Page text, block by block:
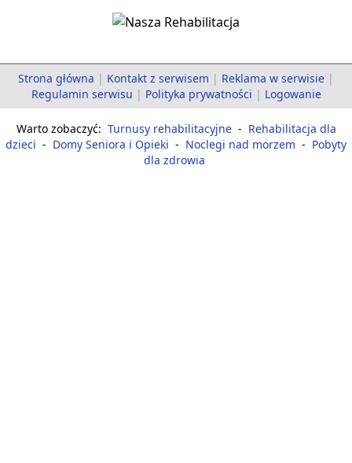
Strona główna | Kontakt z serwisem | Reklama w serwisie |
Regulamin serwisu | Polityka prywatności | Logowanie
Warto zobaczyć: Turnusy rehabilitacyjne - Rehabilitacja dla
dzieci - Domy Seniora i Opieki - Noclegi nad morzem - Pobyty
dla zdrowia